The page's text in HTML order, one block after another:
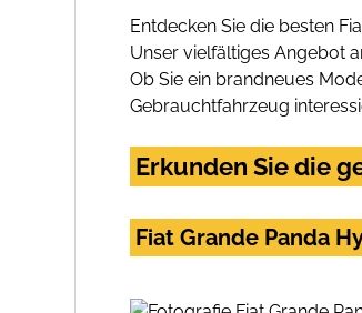
Entdecken Sie die besten
Unser vielfältiges Angebot
Ob Sie ein brandneues
Gebrauchtfahrzeug
Erkunden Sie die
Fiat Grande Panda